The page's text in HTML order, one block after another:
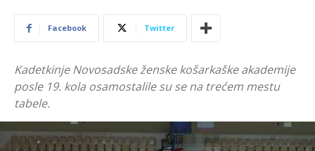
Facebook Twitter
Kadetkinje Novosadske ženske košarkaške akademije
posle 19. kola osamostalile su se na trećem mestu
tabele.